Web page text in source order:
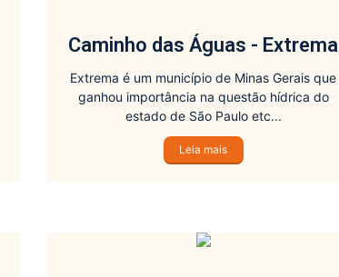
Caminho das Águas - Extrema
Extrema é um município de Minas Gerais que
ganhou importância na questão hídrica do
estado de São Paulo etc...
Leia mais